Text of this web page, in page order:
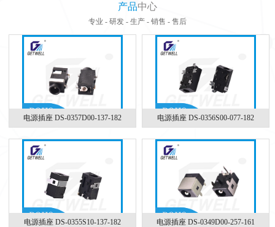
产品中心
专业 - 研发 - 生产 - 销售 - 售后
电源插座 DS-0357D00-137-182 电源插座 DS-0356S00-077-182
电源插座 DS-0355S10-137-182 电源插座 DS-0349D00-257-161